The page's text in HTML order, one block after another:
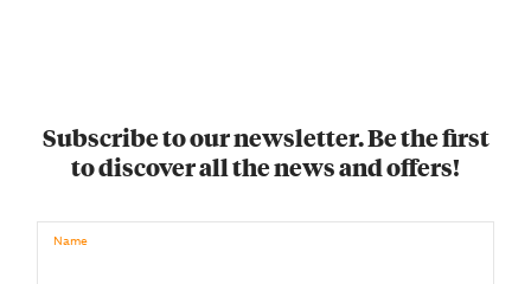
Subscribe to our newsletter. Be the first
to discover all the news and offers!
Name